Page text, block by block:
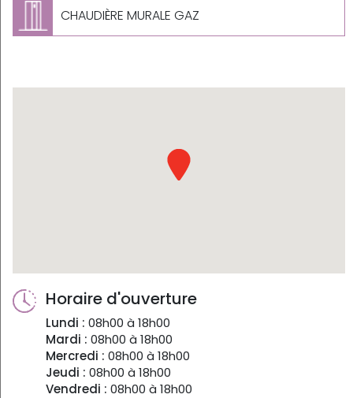
CHAUDIÈRE MURALE GAZ
Horaire d'ouverture
Lundi : 08h00 à 18h00
Mardi : 08h00 à 18h00
Mercredi : 08h00 à 18h00
Jeudi : 08h00 à 18h00
Vendredi : 08h00 à 18h00